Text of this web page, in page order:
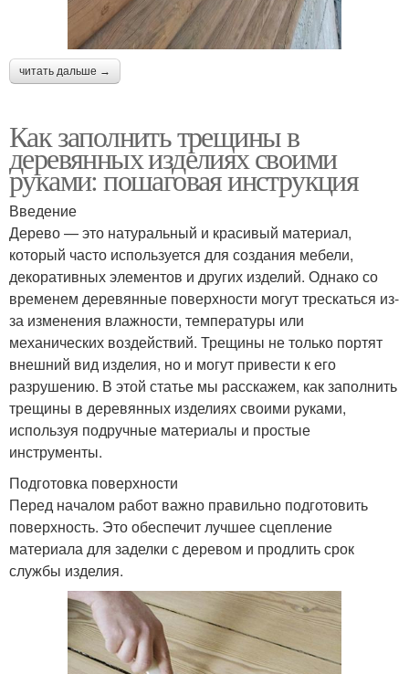
читать дальше →
Как заполнить трещины в
деревянных изделиях своими
руками: пошаговая инструкция
Введение
Дерево — это натуральный и красивый материал,
который часто используется для создания мебели,
декоративных элементов и других изделий. Однако со
временем деревянные поверхности могут трескаться из-
за изменения влажности, температуры или
механических воздействий. Трещины не только портят
внешний вид изделия, но и могут привести к его
разрушению. В этой статье мы расскажем, как заполнить
трещины в деревянных изделиях своими руками,
используя подручные материалы и простые
инструменты.
Подготовка поверхности
Перед началом работ важно правильно подготовить
поверхность. Это обеспечит лучшее сцепление
материала для заделки с деревом и продлить срок
службы изделия.